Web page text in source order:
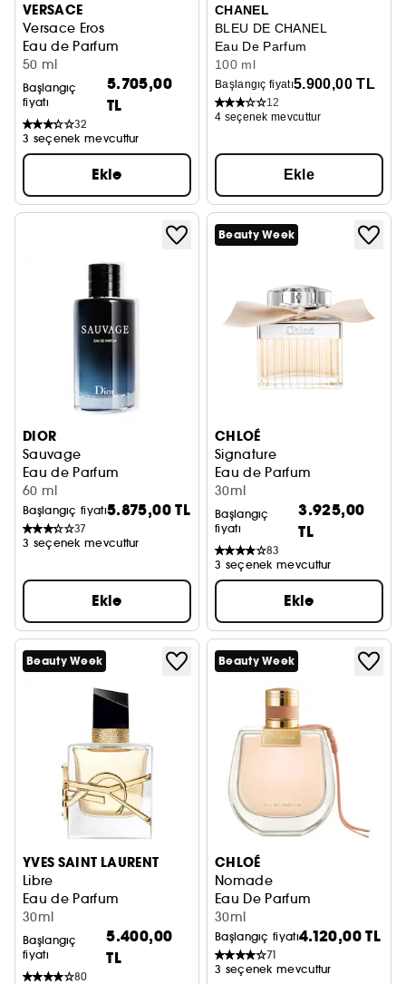
VERSACE
Versace Eros
Eau de Parfum
50 ml
Başlangıç
fiyatı
5.705,00
TL
32
3 seçenek mevcuttur
Ekle
CHANEL
BLEU DE CHANEL
Eau De Parfum
100 ml
Başlangıç fiyatı5.900,00 TL
12
4 seçenek mevcuttur
Ekle
DIOR
Sauvage
Eau de Parfum
60 ml
Başlangıç fiyatı5.875,00 TL
37
3 seçenek mevcuttur
Ekle
Beauty Week
CHLOÉ
Signature
Eau de Parfum
30ml
Başlangıç
fiyatı
3.925,00
TL
83
3 seçenek mevcuttur
Ekle
Beauty Week
YVES SAINT LAURENT
Libre
Eau de Parfum
30ml
Başlangıç
fiyatı
5.400,00
TL
80
Beauty Week
CHLOÉ
Nomade
Eau De Parfum
30ml
Başlangıç fiyatı4.120,00 TL
71
3 seçenek mevcuttur